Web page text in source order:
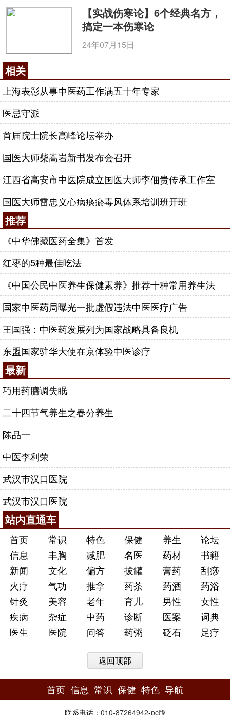
【实战伤寒论】6个经典名方，
搞定一本伤寒论
24年07月15日
相关
上海表彰从事中医药工作满五十年专家
医忌守派
首届院士院长高峰论坛举办
国医大师柴嵩岩新书发布会召开
江西省高安市中医院成立国医大师李佃贵传承工作室
国医大师雷忠义心病痰瘀毒风体系培训班开班
推荐
《中华佛藏医药全集》首发
红枣的5种最佳吃法
《中国公民中医养生保健素养》推荐十种常用养生法
国家中医药局曝光一批虚假违法中医医疗广告
王国强：中医药发展列为国家战略具备良机
东盟国家驻华大使在京体验中医诊疗
最新
巧用药膳调失眠
二十四节气养生之春分养生
陈品一
中医李利荣
武汉市汉口医院
武汉市汉口医院
站内直通车
首页 常识 特色 保健 养生
论坛
信息
丰胸 减肥 名医 药材
书籍
新闻
文化 偏方 拔罐 膏药
刮痧
火疗
气功 推拿 药茶 药酒
药浴
针灸
美容 老年 育儿 男性
女性
疾病
杂症 中药 诊断 医案
词典
医生
医院 问答 药粥 砭石 足疗
返回顶部
首页 信息 常识 保健 特色 导航
联系电话： 010-87264942-pc版